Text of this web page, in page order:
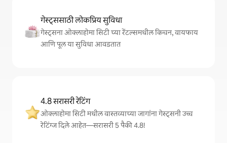
गेस्ट्ससाठी लोकप्रिय सुविधा
गेस्ट्सना ओक्लाहोमा सिटी च्या रेंटल्समधील किचन, वायफाय
आणि पूल या सुविधा आवडतात
4.8 सरासरी रेटिंग
ओक्लाहोमा सिटी मधील वास्तव्याच्या जागांना गेस्ट्सनी उच्च
रेटिंग्ज दिले आहेत—सरासरी 5 पैकी 4.8!